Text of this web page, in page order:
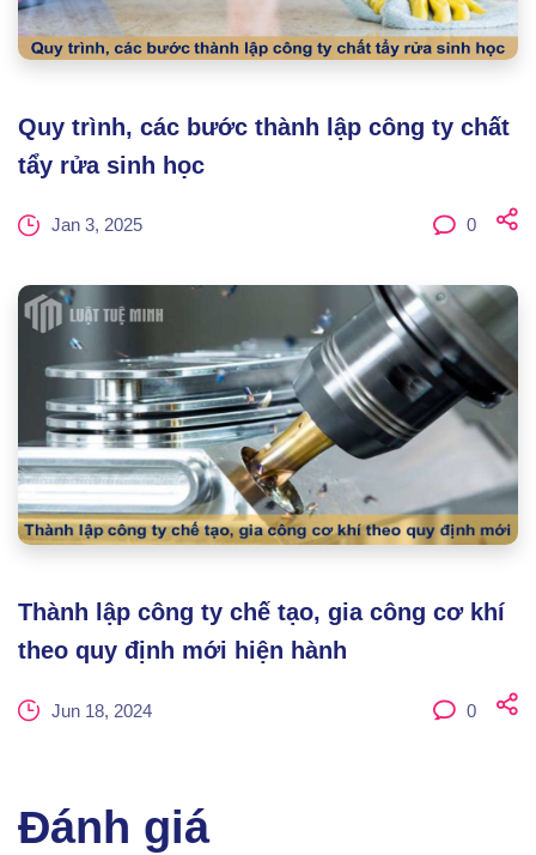
Quy trình, các bước thành lập công ty chất
tẩy rửa sinh học
Jan 3, 2025 0
Thành lập công ty chế tạo, gia công cơ khí
theo quy định mới hiện hành
Jun 18, 2024 0
Đánh giá